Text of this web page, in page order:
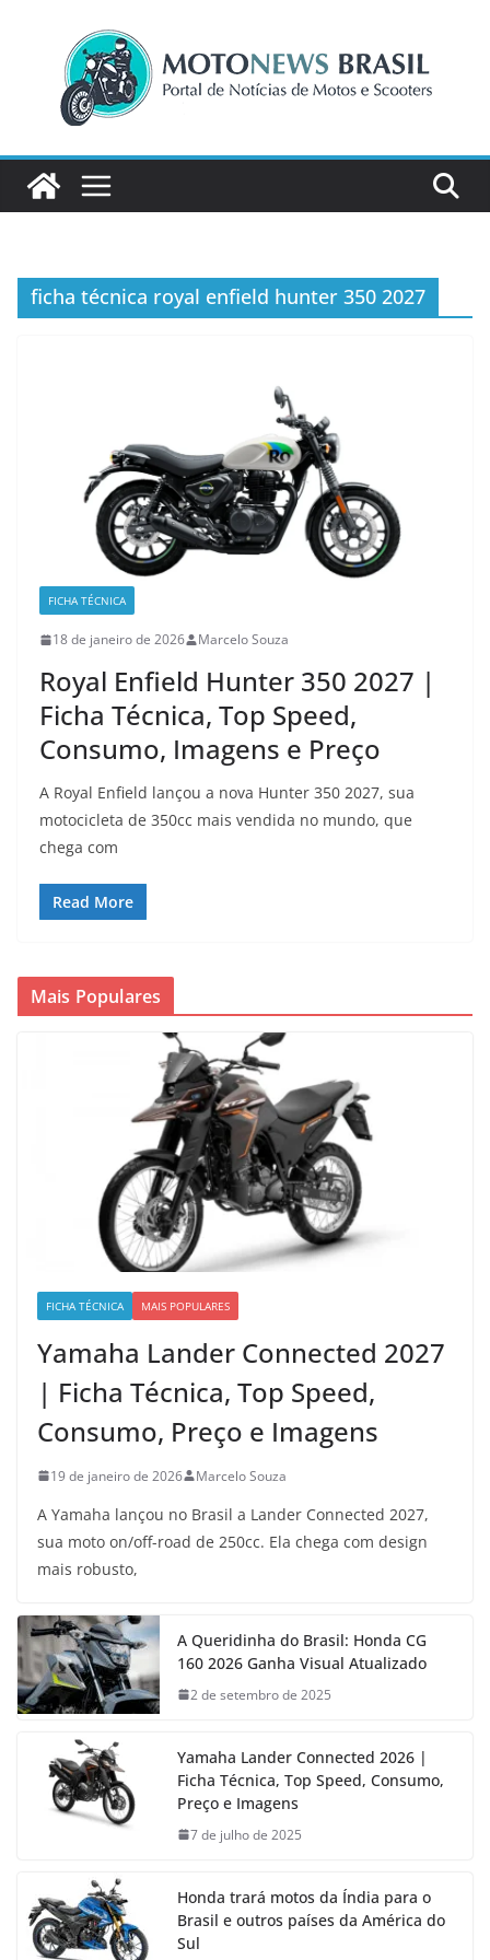
conteúdo
ficha técnica royal enfield hunter 350 2027
FICHA TÉCNICA
18 de janeiro de 2026 Marcelo Souza
Royal Enfield Hunter 350 2027 |
Ficha Técnica, Top Speed,
Consumo, Imagens e Preço
A Royal Enfield lançou a nova Hunter 350 2027, sua
motocicleta de 350cc mais vendida no mundo, que
chega com
Read More
Mais Populares
FICHA TÉCNICA MAIS POPULARES
Yamaha Lander Connected 2027
| Ficha Técnica, Top Speed,
Consumo, Preço e Imagens
19 de janeiro de 2026 Marcelo Souza
A Yamaha lançou no Brasil a Lander Connected 2027,
sua moto on/off-road de 250cc. Ela chega com design
mais robusto,
A Queridinha do Brasil: Honda CG
160 2026 Ganha Visual Atualizado
2 de setembro de 2025
Yamaha Lander Connected 2026 |
Ficha Técnica, Top Speed, Consumo,
Preço e Imagens
7 de julho de 2025
Honda trará motos da Índia para o
Brasil e outros países da América do
Sul